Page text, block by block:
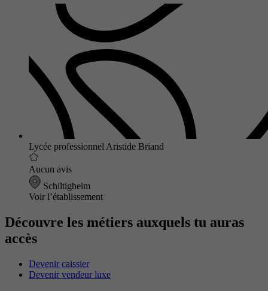
Lycée professionnel Aristide Briand
Aucun avis
Schiltigheim
Voir l’établissement
Découvre les métiers auxquels tu auras
accès
Devenir caissier
Devenir vendeur luxe